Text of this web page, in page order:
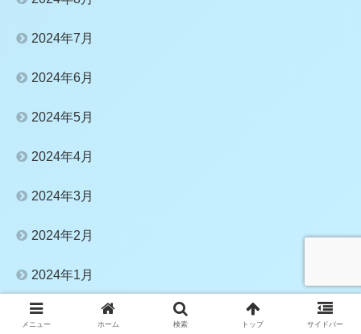
2024年7月
2024年6月
2024年5月
2024年4月
2024年3月
2024年2月
2024年1月
2023年12月
メニュー ホーム 検索 トップ サイドバー